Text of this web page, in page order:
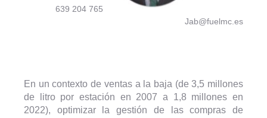
639 204 765
Jab@fuelmc.es
En un contexto de ventas a la baja (de 3,5 millones
de litro por estación en 2007 a 1,8 millones en
2022), optimizar la gestión de las compras de